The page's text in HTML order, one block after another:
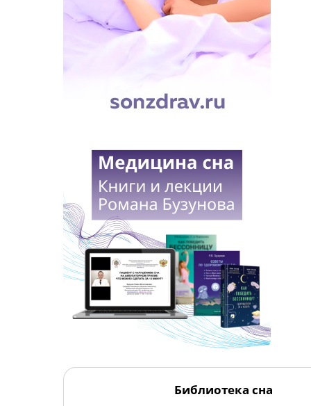
Библиотека сна